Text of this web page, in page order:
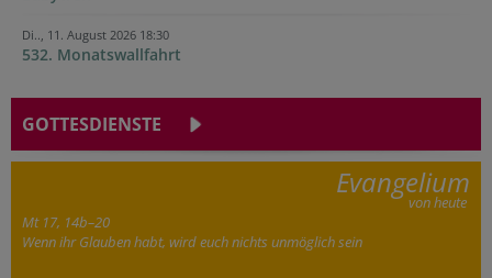
Di.., 11. August 2026 18:30
532. Monatswallfahrt
GOTTESDIENSTE
Evangelium
von heute
Mt 17, 14b–20
Wenn ihr Glauben habt, wird euch nichts unmöglich sein